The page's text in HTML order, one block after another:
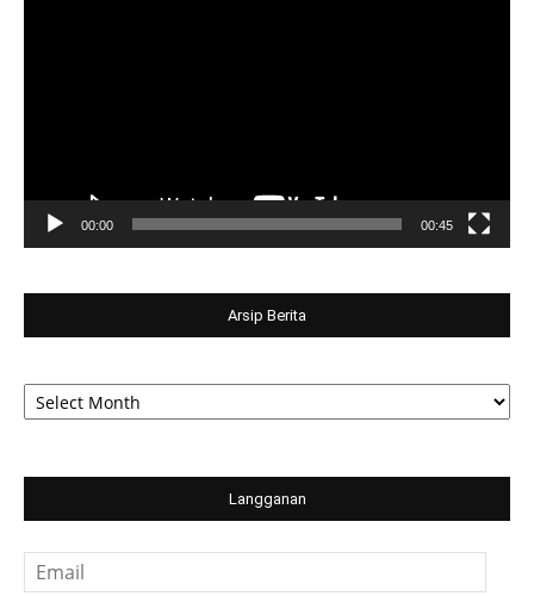
00:00 00:45
Arsip Berita
Arsip
Berita
Langganan
Email